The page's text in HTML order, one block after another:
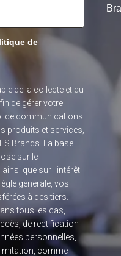
de
de la collecte et du
de gérer votre
de communications
produits et services,
Brands. La base
sur le
que sur l’intérêt
générale, vos
à des tiers.
tous les cas,
de rectification
personnelles,
comme